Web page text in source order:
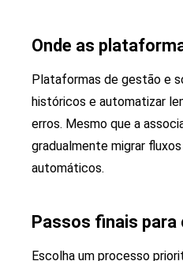
Onde as
Plataformas de gestão e
históricos e automatizar
erros. Mesmo que a
gradualmente migrar
automáticos.
Passos finais para
Escolha um processo